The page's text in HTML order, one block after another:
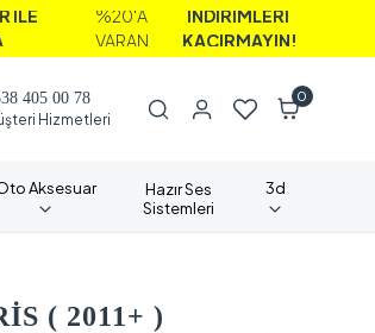
%20'A
İNDİRİMLERİ
KAÇIRMAYIN!
405 00 78
Hizmetleri
0
Aksesuar
Hazır Ses
Sistemleri
3d
( 2011+ )